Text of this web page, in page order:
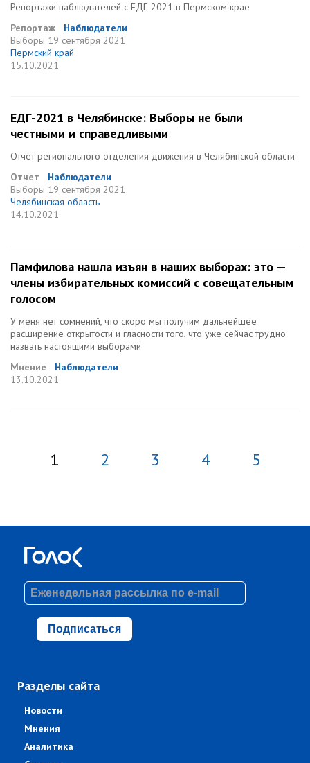
Репортажи наблюдателей с ЕДГ-2021 в Пермском крае
Репортаж
Наблюдатели
Выборы 19 сентября 2021
Пермский край
15.10.2021
ЕДГ-2021 в Челябинске: Выборы не были
честными и справедливыми
Отчет регионального отделения движения в Челябинской области
Отчет
Наблюдатели
Выборы 19 сентября 2021
Челябинская область
14.10.2021
Памфилова нашла изъян в наших выборах: это —
члены избирательных комиссий с совещательным
голосом
У меня нет сомнений, что скоро мы получим дальнейшее
расширение открытости и гласности того, что уже сейчас трудно
назвать настоящими выборами
Мнение
Наблюдатели
13.10.2021
1 2 3 4 5
Подписаться
Разделы сайта
Новости
Мнения
Аналитика